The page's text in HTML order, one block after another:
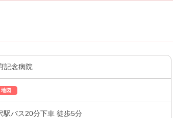
記念病院
地図
駅バス20分下車 徒歩5分